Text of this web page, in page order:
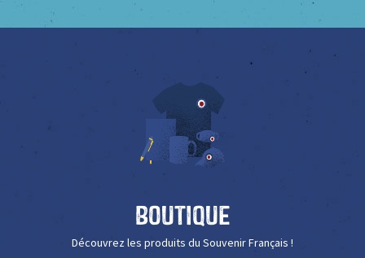
Boutique
Découvrez les produits du Souvenir Français !